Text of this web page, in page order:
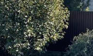
Недвижимость